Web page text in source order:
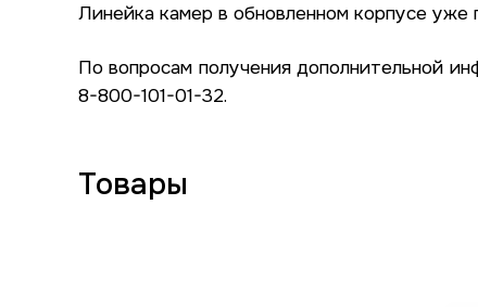
Линейка камер в обновленном корпусе уже
По вопросам получения дополнительной
8-800-101-01-32.
Товары